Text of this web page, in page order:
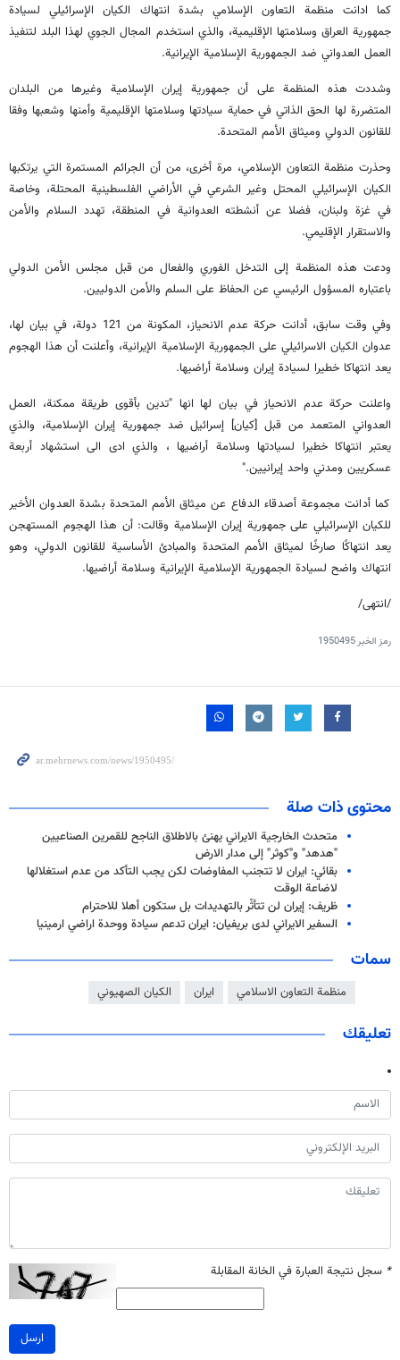
كما ادانت منظمة التعاون الإسلامي بشدة انتهاك الكيان الإسرائيلي لسيادة
جمهورية العراق وسلامتها الإقليمية، والذي استخدم المجال الجوي لهذا البلد لتنفيذ
العمل العدواني ضد الجمهورية الإسلامية الإيرانية.
وشددت هذه المنظمة على أن جمهورية إيران الإسلامية وغيرها من البلدان
المتضررة لها الحق الذاتي في حماية سيادتها وسلامتها الإقليمية وأمنها وشعبها وفقا
للقانون الدولي وميثاق الأمم المتحدة.
وحذرت منظمة التعاون الإسلامي، مرة أخرى، من أن الجرائم المستمرة التي يرتكبها
الكيان الإسرائيلي المحتل وغير الشرعي في الأراضي الفلسطينية المحتلة، وخاصة
في غزة ولبنان، فضلا عن أنشطته العدوانية في المنطقة، تهدد السلام والأمن
والاستقرار الإقليمي.
ودعت هذه المنظمة إلى التدخل الفوري والفعال من قبل مجلس الأمن الدولي
باعتباره المسؤول الرئيسي عن الحفاظ على السلم والأمن الدوليين.
وفي وقت سابق، أدانت حركة عدم الانحياز، المكونة من 121 دولة، في بيان لها،
عدوان الكيان الاسرائيلي على الجمهورية الإسلامية الإيرانية، وأعلنت أن هذا الهجوم
يعد انتهاكا خطيرا لسيادة إيران وسلامة أراضيها.
واعلنت حركة عدم الانحياز في بيان لها انها "تدين بأقوى طريقة ممكنة، العمل
العدواني المتعمد من قبل [كيان] إسرائيل ضد جمهورية إيران الإسلامية، والذي
يعتبر انتهاكا خطيرا لسيادتها وسلامة أراضيها ، والذي ادى الى استشهاد أربعة
عسكريين ومدني واحد إيرانيين."
كما أدانت مجموعة أصدقاء الدفاع عن ميثاق الأمم المتحدة بشدة العدوان الأخير
للكيان الإسرائيلي على جمهورية إيران الإسلامية وقالت: أن هذا الهجوم المستهجن
يعد انتهاكًا صارخًا لميثاق الأمم المتحدة والمبادئ الأساسية للقانون الدولي، وهو
انتهاك واضح لسيادة الجمهورية الإسلامية الإيرانية وسلامة أراضيها.
/انتهى/
رمز الخبر1950495
محتوى ذات صلة
متحدث الخارجية الايراني يهنئ بالاطلاق الناجح للقمرين الصناعيين
"هدهد" و"كوثر" إلى مدار الارض
بقائي: ايران لا تتجنب المفاوضات لكن يجب التأكد من عدم استغلالها
لاضاعة الوقت
ظريف: إيران لن تتأثّر بالتهديدات بل ستكون أهلا للاحترام
السفير الايراني لدى بريفيان: ايران تدعم سيادة ووحدة اراضي ارمينيا
سمات
منظمة التعاون الاسلامي ايران الكيان الصهيوني
تعليقك
* سجل نتيجة العبارة في الخانة المقابلة
ارسل